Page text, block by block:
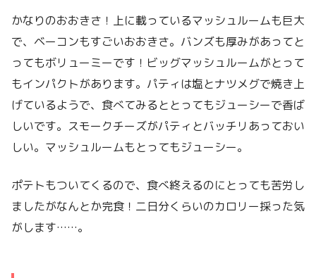
かなりのおおきさ！上に載っているマッシュルームも巨大
で、ベーコンもすごいおおきさ。バンズも厚みがあってと
ってもボリューミーです！ビッグマッシュルームがとって
もインパクトがあります。パティは塩とナツメグで焼き上
げているようで、食べてみるととってもジューシーで香ば
しいです。スモークチーズがパティとバッチリあっておい
しい。マッシュルームもとってもジューシー。
ポテトもついてくるので、食べ終えるのにとっても苦労し
ましたがなんとか完食！二日分くらいのカロリー採った気
がします……。